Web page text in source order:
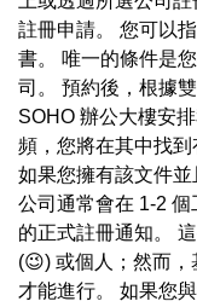
註冊申請。 您可以
書。 唯一的條件是
司。 預約後，根據
SOHO 辦公大樓安
頻，您將在其中找到
如果您擁有該文件
公司通常會在 1-2
的正式註冊通知。
(😉) 或個人；然而
才能進行。 如果您